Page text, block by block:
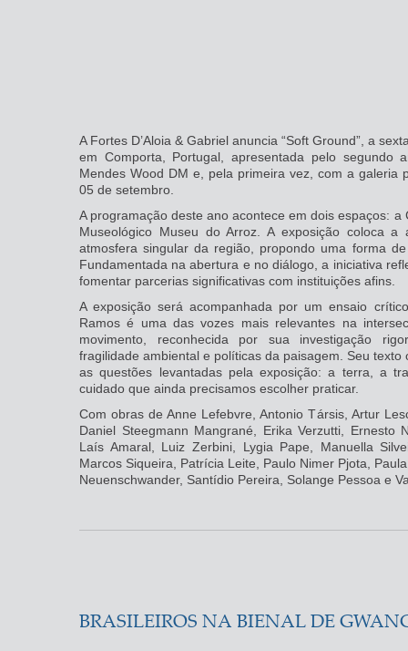
A Fortes D’Aloia & Gabriel anuncia “Soft Ground”, a
em Comporta, Portugal, apresentada pelo segundo
Mendes Wood DM e, pela primeira vez, com a galeria
05 de setembro.
A programação deste ano acontece em dois espaços:
Museológico Museu do Arroz. A exposição coloca
atmosfera singular da região, propondo uma forma
Fundamentada na abertura e no diálogo, a iniciativa
fomentar parcerias significativas com instituições afins.
A exposição será acompanhada por um ensaio
Ramos é uma das vozes mais relevantes na
movimento, reconhecida por sua investigação
fragilidade ambiental e políticas da paisagem. Seu
as questões levantadas pela exposição: a terra, a
cuidado que ainda precisamos escolher praticar.
Com obras de Anne Lefebvre, Antonio Társis, Artur
Daniel Steegmann Mangrané, Erika Verzutti, Ernesto
Laís Amaral, Luiz Zerbini, Lygia Pape, Manuella
Marcos Siqueira, Patrícia Leite, Paulo Nimer Pjota,
Neuenschwander, Santídio Pereira, Solange Pessoa e
BRASILEIROS NA BIENAL DE